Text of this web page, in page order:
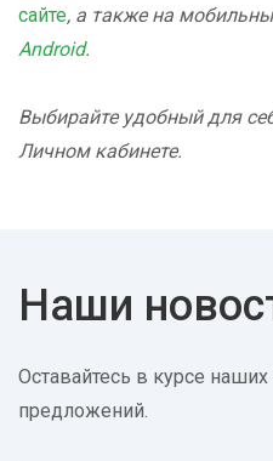
сайте, а также на
Android.
Выбирайте удобный для
Личном кабинете.
Наши
Оставайтесь в курсе
предложений.